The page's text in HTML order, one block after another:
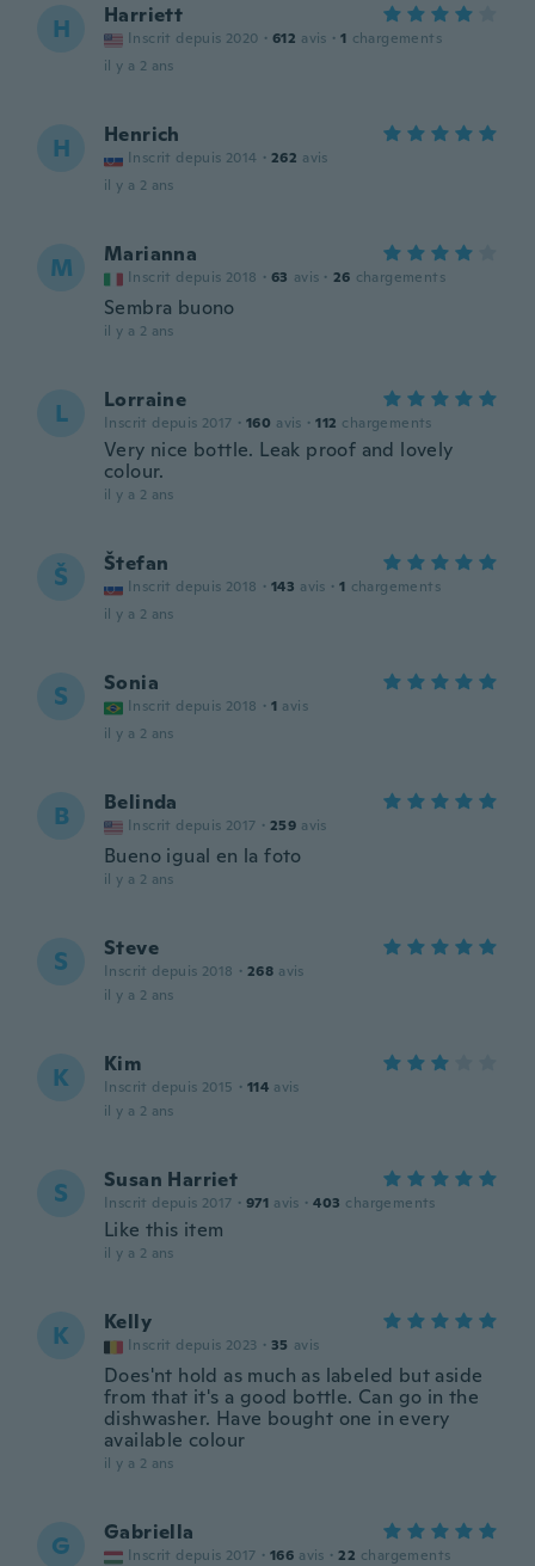
H Harriett
Inscrit depuis 2020 · 612 avis · 1 chargements
il y a 2 ans
H Henrich
Inscrit depuis 2014 · 262 avis
il y a 2 ans
M Marianna
Inscrit depuis 2018 · 63 avis · 26 chargements
Sembra buono
il y a 2 ans
L Lorraine
Inscrit depuis 2017 · 160 avis · 112 chargements
Very nice bottle. Leak proof and lovely
colour.
il y a 2 ans
Š Štefan
Inscrit depuis 2018 · 143 avis · 1 chargements
il y a 2 ans
S Sonia
Inscrit depuis 2018 · 1 avis
il y a 2 ans
B Belinda
Inscrit depuis 2017 · 259 avis
Bueno igual en la foto
il y a 2 ans
S Steve
Inscrit depuis 2018 · 268 avis
il y a 2 ans
K Kim
Inscrit depuis 2015 · 114 avis
il y a 2 ans
S Susan Harriet
Inscrit depuis 2017 · 971 avis · 403 chargements
Like this item
il y a 2 ans
K Kelly
Inscrit depuis 2023 · 35 avis
Does'nt hold as much as labeled but aside
from that it's a good bottle. Can go in the
dishwasher. Have bought one in every
available colour
il y a 2 ans
G Gabriella
Inscrit depuis 2017 · 166 avis · 22 chargements